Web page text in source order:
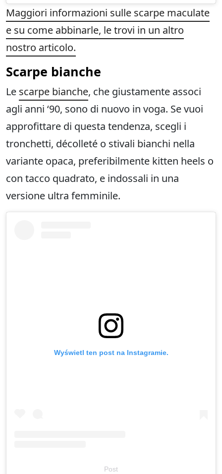
Maggiori informazioni sulle scarpe maculate
e su come abbinarle, le trovi in un altro
nostro articolo.
Scarpe bianche
Le scarpe bianche, che giustamente associ
agli anni ‘90, sono di nuovo in voga. Se vuoi
approfittare di questa tendenza, scegli i
tronchetti, décolleté o stivali bianchi nella
variante opaca, preferibilmente kitten heels o
con tacco quadrato, e indossali in una
versione ultra femminile.
Wyświetl ten post na Instagramie.
Post